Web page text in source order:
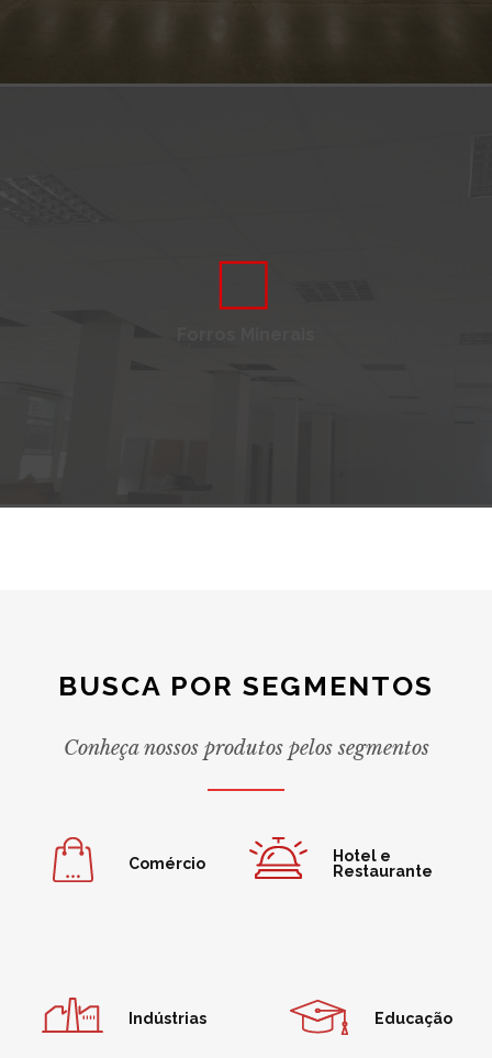
BUSCA POR SEGMENTOS
Conheça nossos produtos pelos segmentos
Comércio
Hotel e
Restaurante
Indústrias Educação